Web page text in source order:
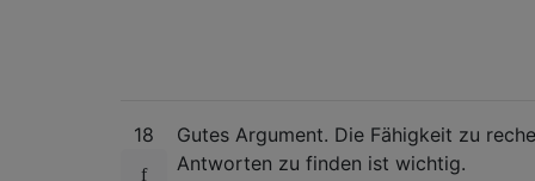
18
Gutes Argument. Die Fähigkeit zu
Antworten zu finden ist wichtig.